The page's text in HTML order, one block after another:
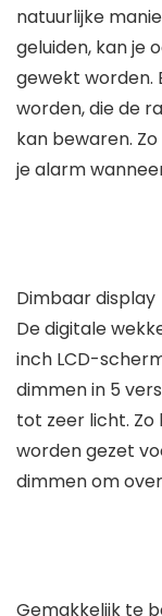
natuurlijke
geluiden, kan je
gewekt worden.
worden, die de
kan bewaren.
je alarm
Dimbaar display
De digitale
inch LCD-
dimmen in 5
tot zeer licht.
worden gezet
dimmen om
Gemakkelijk te